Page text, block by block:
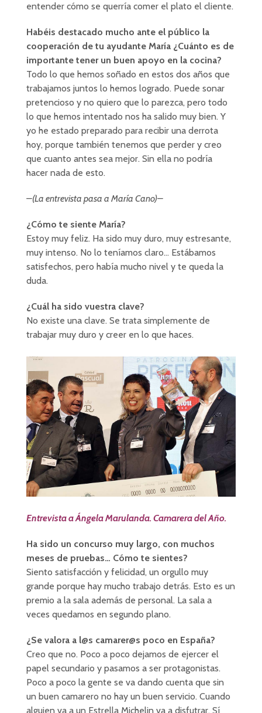
entender cómo se querría comer el plato el cliente.
Habéis destacado mucho ante el público la
cooperación de tu ayudante María ¿Cuánto es de
importante tener un buen apoyo en la cocina?
Todo lo que hemos soñado en estos dos años que
trabajamos juntos lo hemos logrado. Puede sonar
pretencioso y no quiero que lo parezca, pero todo
lo que hemos intentado nos ha salido muy bien. Y
yo he estado preparado para recibir una derrota
hoy, porque también tenemos que perder y creo
que cuanto antes sea mejor. Sin ella no podría
hacer nada de esto.
–(La entrevista pasa a María Cano)–
¿Cómo te siente María?
Estoy muy feliz. Ha sido muy duro, muy estresante,
muy intenso. No lo teníamos claro… Estábamos
satisfechos, pero había mucho nivel y te queda la
duda.
¿Cuál ha sido vuestra clave?
No existe una clave. Se trata simplemente de
trabajar muy duro y creer en lo que haces.
Entrevista a Ángela Marulanda. Camarera del Año.
Ha sido un concurso muy largo, con muchos
meses de pruebas… Cómo te sientes?
Siento satisfacción y felicidad, un orgullo muy
grande porque hay mucho trabajo detrás. Esto es un
premio a la sala además de personal. La sala a
veces quedamos en segundo plano.
¿Se valora a l@s camarer@s poco en España?
Creo que no. Poco a poco dejamos de ejercer el
papel secundario y pasamos a ser protagonistas.
Poco a poco la gente se va dando cuenta que sin
un buen camarero no hay un buen servicio. Cuando
alguien va a un Estrella Michelin va a disfutrar. Sí